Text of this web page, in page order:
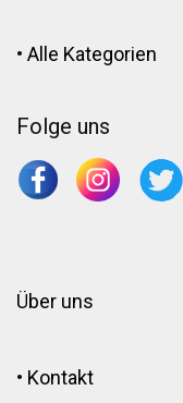
• Alle Kategorien
Folge uns
Über uns
• Kontakt